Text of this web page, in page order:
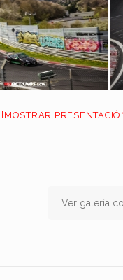
[MOSTRAR
Ver galería